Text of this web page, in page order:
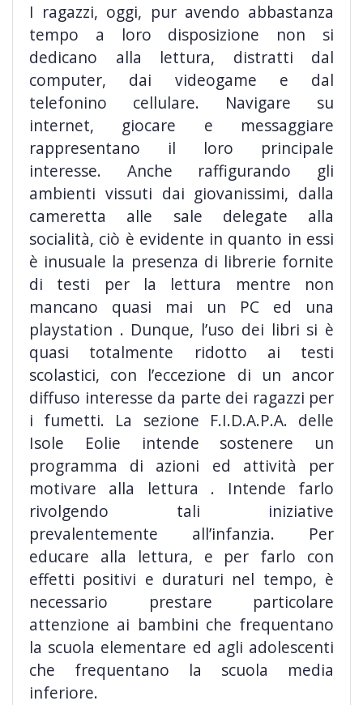
I ragazzi, oggi, pur avendo abbastanza
tempo a loro disposizione non si
dedicano alla lettura, distratti dal
computer, dai videogame e dal
telefonino cellulare. Navigare su
internet, giocare e messaggiare
rappresentano il loro principale
interesse. Anche raffigurando gli
ambienti vissuti dai giovanissimi, dalla
cameretta alle sale delegate alla
socialità, ciò è evidente in quanto in essi
è inusuale la presenza di librerie fornite
di testi per la lettura mentre non
mancano quasi mai un PC ed una
playstation . Dunque, l’uso dei libri si è
quasi totalmente ridotto ai testi
scolastici, con l’eccezione di un ancor
diffuso interesse da parte dei ragazzi per
i fumetti. La sezione F.I.D.A.P.A. delle
Isole Eolie intende sostenere un
programma di azioni ed attività per
motivare alla lettura . Intende farlo
rivolgendo tali iniziative
prevalentemente all’infanzia. Per
educare alla lettura, e per farlo con
effetti positivi e duraturi nel tempo, è
necessario prestare particolare
attenzione ai bambini che frequentano
la scuola elementare ed agli adolescenti
che frequentano la scuola media
inferiore.